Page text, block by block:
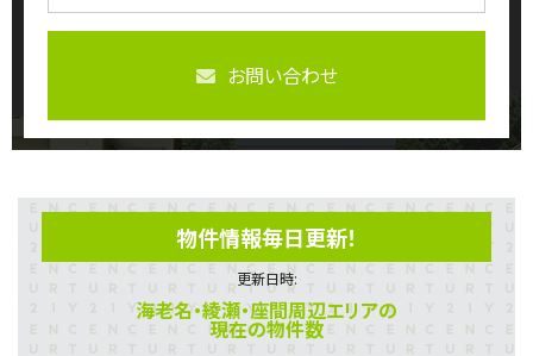
お問い合わせ
物件情報毎日更新！
更新日時:
海老名・綾瀬・座間周辺エリアの
現在の物件数